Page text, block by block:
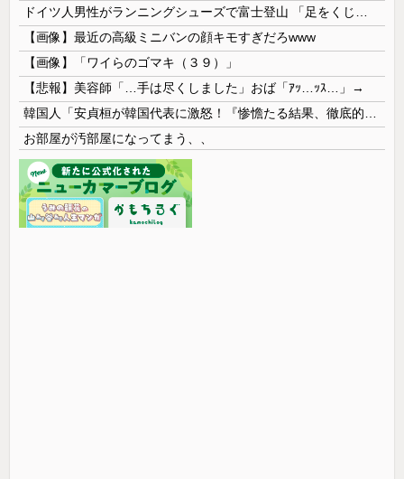
【画像】最近の高級ミニバンの顔キモすぎだろwww
【画像】「ワイらのゴマキ（３９）」
【悲報】美容師「…手は尽くしました」おば「ｱｯ…ｯｽ…」→
お部屋が汚部屋になってまう、、